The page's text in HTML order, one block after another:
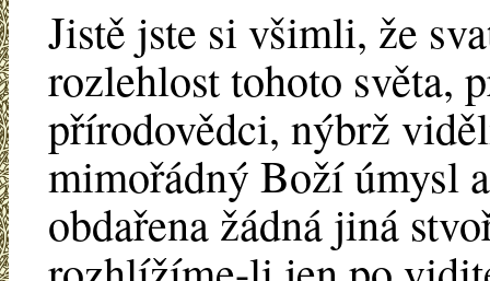
Jistě jste si všimli, že
rozlehlost tohoto světa,
přírodovědci, nýbrž
mimořádný Boží úmysl
obdařena žádná jiná